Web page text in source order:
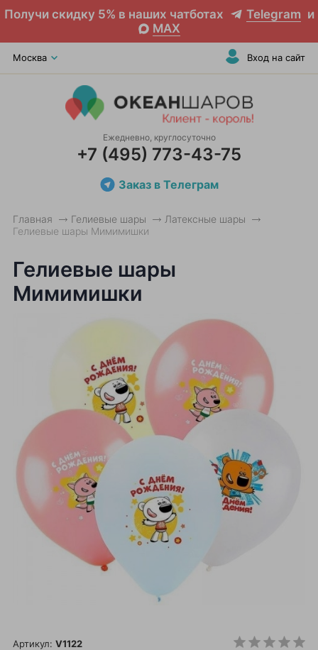
Получи скидку 5% в наших чатботах Telegram и
MAX
Москва Вход на сайт
Ежедневно, круглосуточно
+7 (495) 773-43-75
Заказ в Телеграм
Главная Гелиевые шары
Латексные шары
Гелиевые шары Мимимишки
Гелиевые шары
Мимимишки
Артикул: V1122